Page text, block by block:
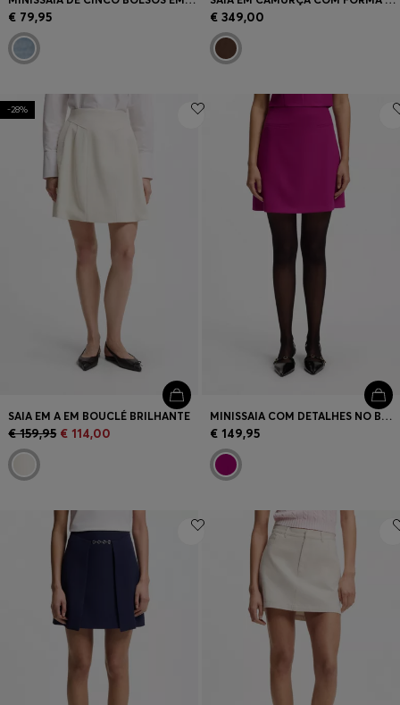
€ 79,95 € 349,00
-28%
SAIA EM A EM BOUCLÉ BRILHANTE
€ 159,95 € 114,00
MINISSAIA COM DETALHES NO BOLSO
€ 149,95